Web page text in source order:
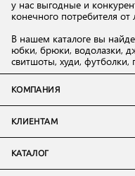
у нас выгодные и
конечного потребителя от
В нашем каталоге вы
юбки, брюки, водолазки,
свитшоты, худи, футболки,
КОМПАНИЯ
КЛИЕНТАМ
КАТАЛОГ